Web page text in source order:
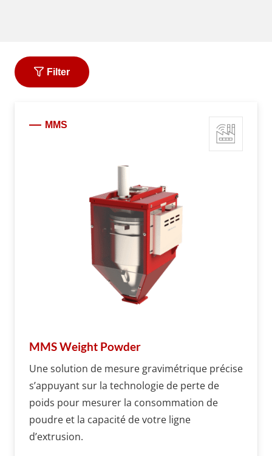
Filter
MMS
MMS Weight Powder
Une solution de mesure gravimétrique précise
s’appuyant sur la technologie de perte de
poids pour mesurer la consommation de
poudre et la capacité de votre ligne
d’extrusion.